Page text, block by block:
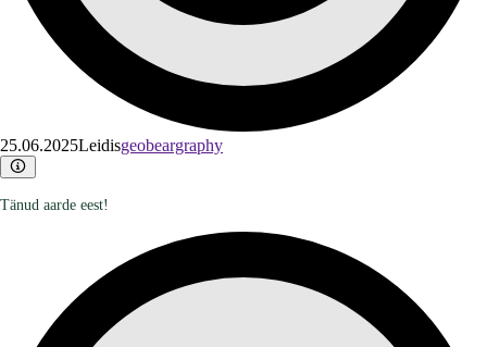
25.06.2025Leidisgeobeargraphy
Tänud aarde eest!